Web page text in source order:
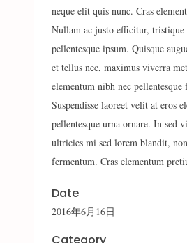
neque elit quis nunc. Cras
Nullam ac justo efficitur, tristique
pellentesque ipsum. Quisque
et tellus nec, maximus viverra
elementum nibh nec pellentesque
Suspendisse laoreet velit at eros
pellentesque urna ornare. In sed
ultricies mi sed lorem blandit,
fermentum. Cras elementum
Date
2016年6月16日